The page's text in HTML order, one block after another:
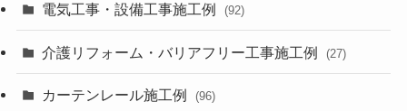
電気工事・設備工事施工例 (92)
介護リフォーム・バリアフリー工事施工例 (27)
カーテンレール施工例 (96)